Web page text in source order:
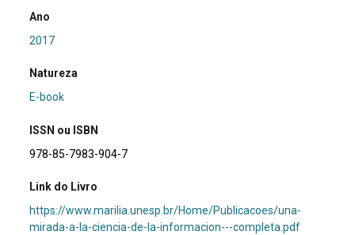
Ano
2017
Natureza
E-book
ISSN ou ISBN
978-85-7983-904-7
Link do Livro
https://www.marilia.unesp.br/Home/Publicacoes/una-
mirada-a-la-ciencia-de-la-informacion---completa.pdf